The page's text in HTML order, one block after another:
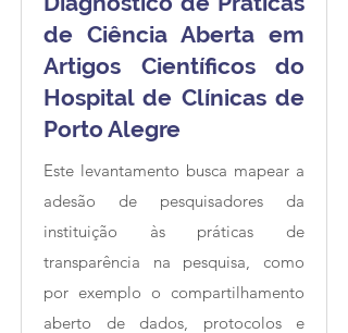
de Ciência Aberta em
Artigos Científicos do
Hospital de Clínicas de
Porto Alegre
Este levantamento busca mapear a
adesão de pesquisadores da
instituição às práticas de
transparência na pesquisa, como
por exemplo o compartilhamento
aberto de dados, protocolos e